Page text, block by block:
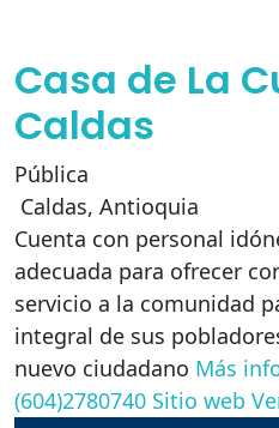
Casa de La
Caldas
Pública
Caldas, Antioquia
Cuenta con personal
adecuada para ofrecer
servicio a la comunidad
integral de sus
nuevo ciudadano Más
(604)2780740 Sitio web